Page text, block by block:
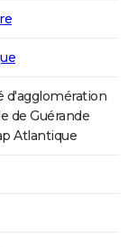
d'agglomération
de Guérande
Atlantique